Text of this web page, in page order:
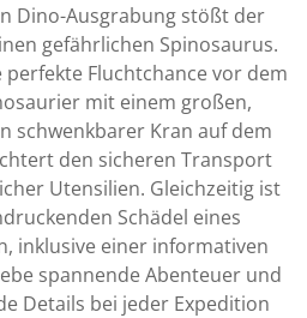
Dino-Ausgrabung stößt der
gefährlichen Spinosaurus.
Fluchtchance vor dem
mit einem großen,
schwenkbarer Kran auf dem
den sicheren Transport
Utensilien. Gleichzeitig ist
Schädel eines
inklusive einer informativen
spannende Abenteuer und
Details bei jeder Expedition